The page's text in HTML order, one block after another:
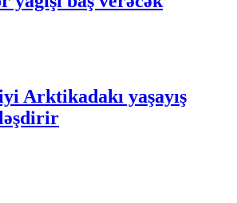
Arktikadakı yaşayış